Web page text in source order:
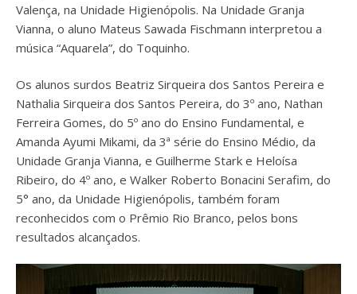
Valença, na Unidade Higienópolis. Na Unidade Granja
Vianna, o aluno Mateus Sawada Fischmann interpretou a
música “Aquarela”, do Toquinho.
Os alunos surdos Beatriz Sirqueira dos Santos Pereira e
Nathalia Sirqueira dos Santos Pereira, do 3º ano, Nathan
Ferreira Gomes, do 5º ano do Ensino Fundamental, e
Amanda Ayumi Mikami, da 3ª série do Ensino Médio, da
Unidade Granja Vianna, e Guilherme Stark e Heloísa
Ribeiro, do 4º ano, e Walker Roberto Bonacini Serafim, do
5° ano, da Unidade Higienópolis, também foram
reconhecidos com o Prêmio Rio Branco, pelos bons
resultados alcançados.